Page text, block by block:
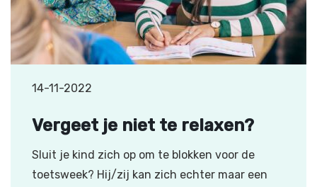
14-11-2022
Vergeet je niet te relaxen?
Sluit je kind zich op om te blokken voor de
toetsweek? Hij/zij kan zich echter maar een